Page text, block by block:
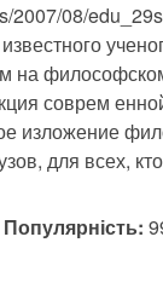
2007/08/
на
соврем
изложение
для всех,
Популярність: